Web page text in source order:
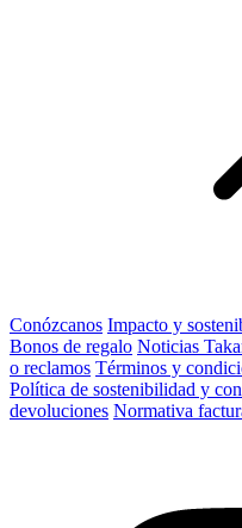
Conózcanos Impacto y
Bonos de regalo Noticias
o reclamos Términos y
Política de sostenibilidad y
devoluciones Normativa